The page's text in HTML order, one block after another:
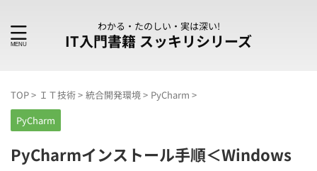
わかる・たのしい・実は深い!
IT入門書籍 スッキリシリーズ
TOP> ＩＴ技術> 統合開発環境> PyCharm >
PyCharm
PyCharmインストール手順＜Windows